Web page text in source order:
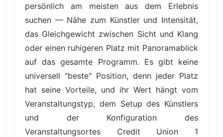
persönlich am meisten aus dem Erlebnis
suchen — Nähe zum Künstler und Intensität,
das Gleichgewicht zwischen Sicht und Klang
oder einen ruhigeren Platz mit Panoramablick
auf das gesamte Programm. Es gibt keine
universell "beste" Position, denn jeder Platz
hat seine Vorteile, und ihr Wert hängt vom
Veranstaltungstyp, dem Setup des Künstlers
und der Konfiguration des
Veranstaltungsortes Credit Union 1